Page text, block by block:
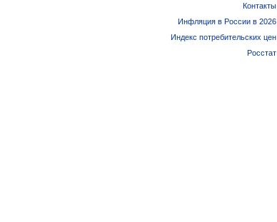
Контакты
Инфляция в России в 2026
Индекс потребительских цен
Росстат